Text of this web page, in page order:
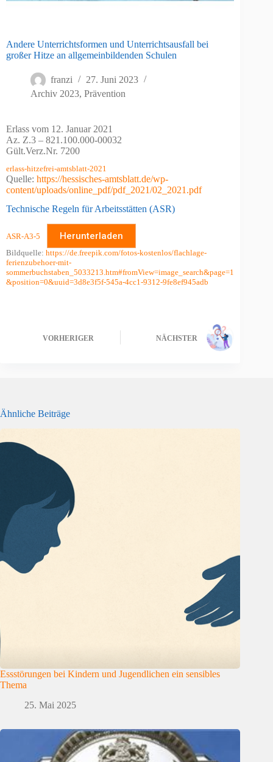
Andere Unterrichtsformen und Unterrichtsausfall bei
großer Hitze an allgemeinbildenden Schulen
franzi
27. Juni 2023
Archiv 2023, Prävention
Erlass vom 12. Januar 2021
Az. Z.3 – 821.100.000-00032
Gült.Verz.Nr. 7200
erlass-hitzefrei-amtsblatt-2021
Quelle: https://hessisches-amtsblatt.de/wp-
content/uploads/online_pdf/pdf_2021/02_2021.pdf
Technische Regeln für Arbeitsstätten (ASR)
ASR-A3-5 Herunterladen
Bildquelle: https://de.freepik.com/fotos-kostenlos/flachlage-
ferienzubehoer-mit-
sommerbuchstaben_5033213.htm#fromView=image_search&page=1
&position=0&uuid=3d8e3f5f-545a-4cc1-9312-9fe8ef945adb
VORHERIGER NÄCHSTER
Ähnliche Beiträge
Essstörungen bei Kindern und Jugendlichen ein sensibles
Thema
25. Mai 2025